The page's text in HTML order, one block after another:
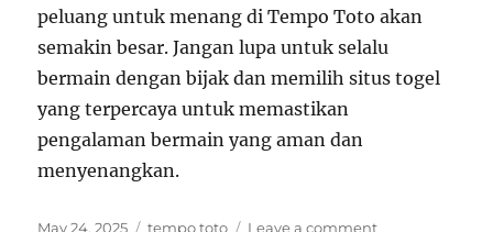
peluang untuk menang di Tempo Toto akan
semakin besar. Jangan lupa untuk selalu
bermain dengan bijak dan memilih situs togel
yang terpercaya untuk memastikan
pengalaman bermain yang aman dan
menyenangkan.
Posted
May 24, 2025 Tags
tempo toto Leave a commenton